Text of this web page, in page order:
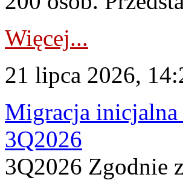
Więcej...
21 lipca 2026,
Migracja
3Q2026
3Q2026 Zgodnie